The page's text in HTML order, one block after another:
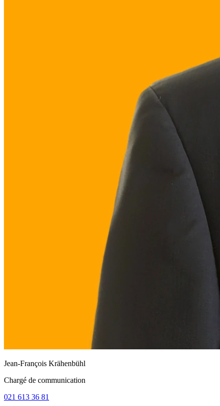
Jean-François Krähenbühl
Chargé de communication
021 613 36 81